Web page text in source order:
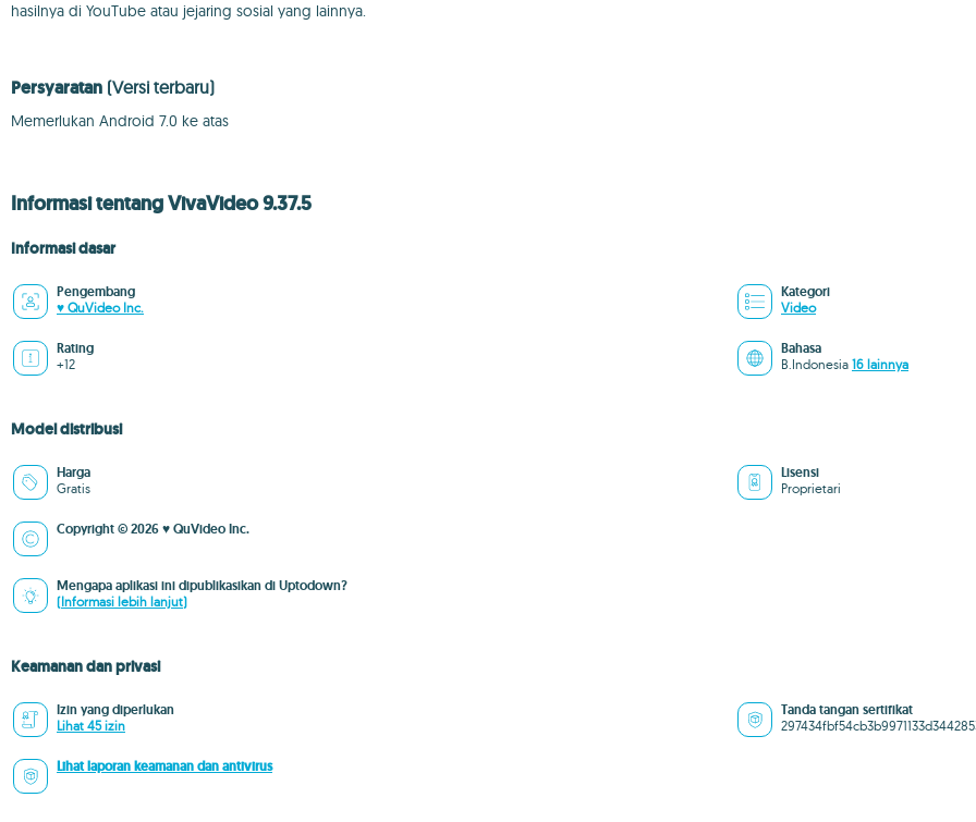
hasilnya di YouTube atau jejaring sosial yang lainnya.
Persyaratan (Versi terbaru)
Memerlukan Android 7.0 ke atas
Informasi tentang VivaVideo 9.37.5
Informasi dasar
Pengembang
♥ QuVideo Inc.
Kategori
Video
Rating
+12
Bahasa
B.Indonesia 16 lainnya
Model distribusi
Harga
Gratis
Lisensi
Proprietari
Copyright © 2026 ♥ QuVideo Inc.
Mengapa aplikasi ini dipublikasikan di Uptodown?
(Informasi lebih lanjut)
Keamanan dan privasi
Izin yang diperlukan
Lihat 45 izin
Tanda tangan sertifikat
Lihat laporan keamanan dan antivirus